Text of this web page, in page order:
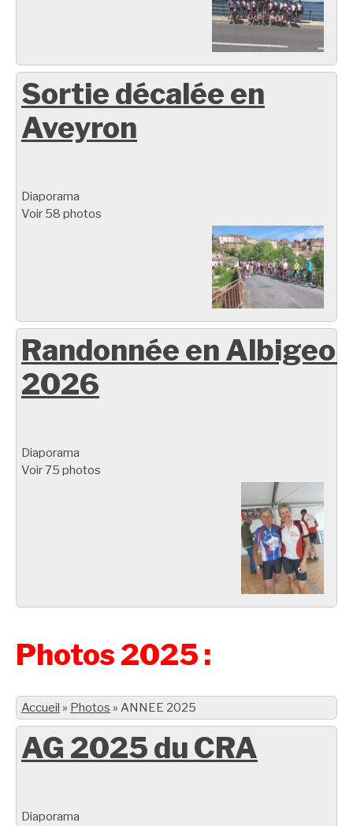
Sortie décalée en
Aveyron
Diaporama
Voir 58 photos
Randonnée en
2026
Diaporama
Voir 75 photos
Photos 2025 :
Accueil » Photos » ANNEE 2025
AG 2025 du CRA
Diaporama